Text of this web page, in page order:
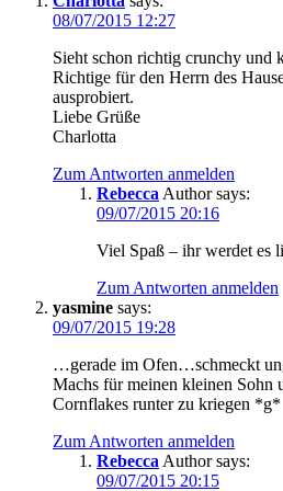
08/07/2015 12:27
Sieht schon richtig crunchy und
Richtige für den Herrn des
ausprobiert.
Liebe Grüße
Charlotta
Zum Antworten anmelden
Rebecca Author says:
09/07/2015 20:16
Viel Spaß – ihr werdet es
Zum Antworten anmelden
yasmine says:
09/07/2015 19:28
…gerade im Ofen…schmeckt
Machs für meinen kleinen Sohn
Cornflakes runter zu kriegen *g*
Zum Antworten anmelden
Rebecca Author says:
09/07/2015 20:15